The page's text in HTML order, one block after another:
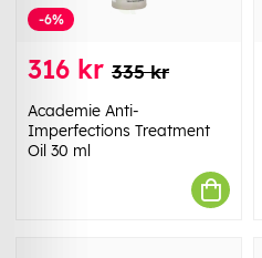
-6%
316 kr 335 kr
Academie Anti-
Imperfections Treatment
Oil 30 ml